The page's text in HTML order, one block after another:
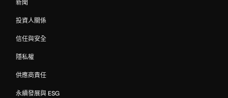
新聞
投資人關係
信任與安全
隱私權
供應商責任
永續發展與 ESG